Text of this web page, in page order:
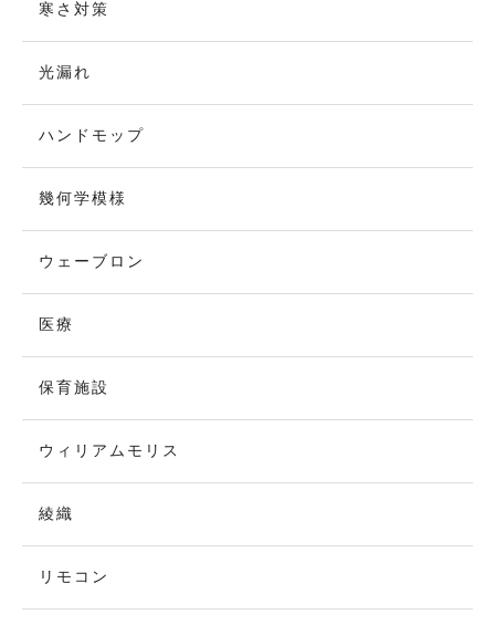
寒さ対策
光漏れ
ハンドモップ
幾何学模様
ウェーブロン
医療
保育施設
ウィリアムモリス
綾織
リモコン